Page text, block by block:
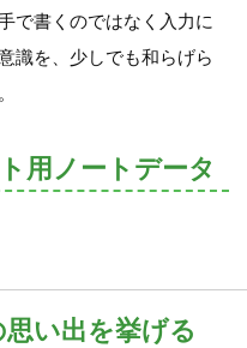
で書くのではなく入力に
識を、少しでも和らげら
用ノートデータ
思い出を挙げる